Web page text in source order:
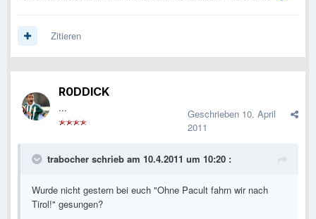
Zitieren
R0DDICK
... Geschrieben 10. April
2011
trabocher schrieb am 10.4.2011 um 10:20 :
Wurde nicht gestern bei euch "Ohne Pacult fahrn wir nach
Tirol!" gesungen?